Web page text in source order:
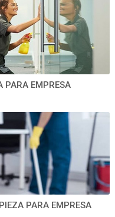
PARA EMPRESA
PARA EMPRESA